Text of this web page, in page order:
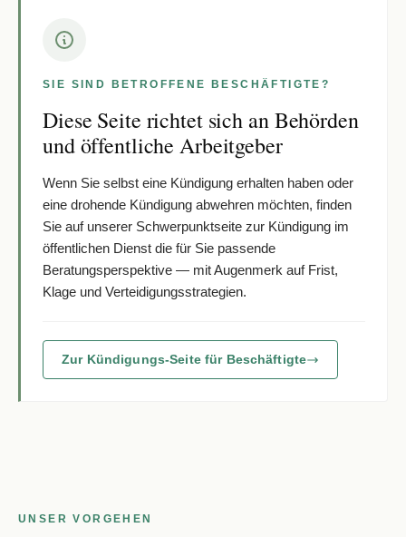
SIE SIND BETROFFENE BESCHÄFTIGTE?
Diese Seite richtet sich an Behörden
und öffentliche Arbeitgeber
Wenn Sie selbst eine Kündigung erhalten haben oder
eine drohende Kündigung abwehren möchten, finden
Sie auf unserer Schwerpunktseite zur Kündigung im
öffentlichen Dienst die für Sie passende
Beratungsperspektive — mit Augenmerk auf Frist,
Klage und Verteidigungsstrategien.
Zur Kündigungs-Seite für Beschäftigte
UNSER VORGEHEN